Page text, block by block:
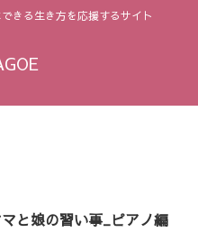
きる生き方を応援するサイト
と娘の習い事_ピアノ編